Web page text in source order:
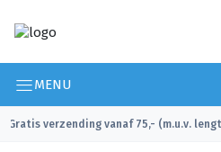
MENU
Gratis verzending vanaf 75,- (m.u.v.